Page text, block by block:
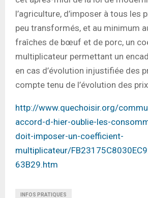
l’agriculture, d’imposer à tous les
peu transformés, et au minimum
fraîches de bœuf et de porc, un
multiplicateur permettant un
en cas d’évolution injustifiée des
compte tenu de l’évolution des
http://www.quechoisir.org/
accord-d-hier-oublie-les-
doit-imposer-un-coefficient-
multiplicateur/
63B29.htm
INFOS PRATIQUES